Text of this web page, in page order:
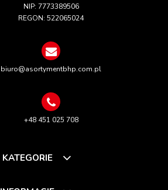
NIP: 7773389506
REGON: 522065024
biuro@asortymentbhp.com.pl
+48 451 025 708
KATEGORIE